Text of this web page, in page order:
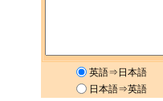
英語⇒日本語
日本語⇒英語